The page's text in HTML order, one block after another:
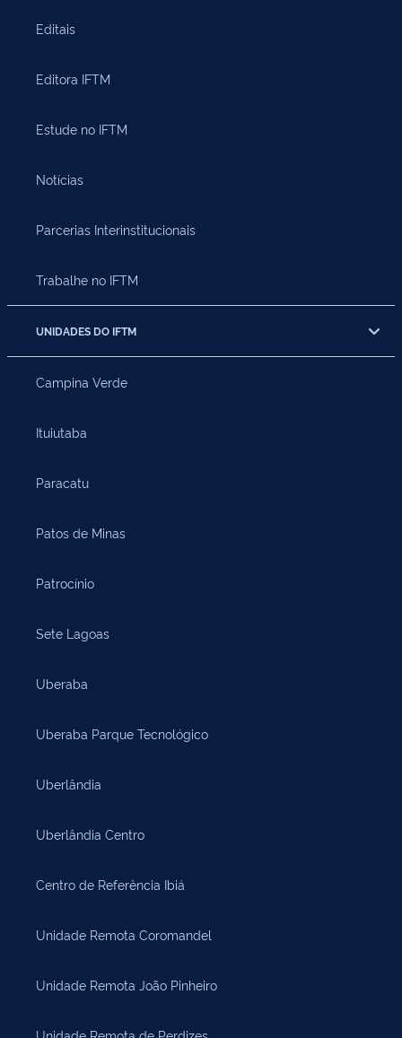
Editais
Editora IFTM
Estude no IFTM
Notícias
Parcerias Interinstitucionais
Trabalhe no IFTM
UNIDADES DO IFTM
Campina Verde
Ituiutaba
Paracatu
Patos de Minas
Patrocínio
Sete Lagoas
Uberaba
Uberaba Parque Tecnológico
Uberlândia
Uberlândia Centro
Centro de Referência Ibiá
Unidade Remota Coromandel
Unidade Remota João Pinheiro